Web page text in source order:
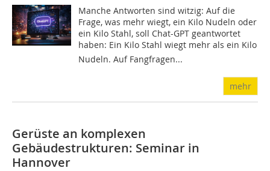
Manche Antworten sind witzig: Auf die
Frage, was mehr wiegt, ein Kilo Nudeln oder
ein Kilo Stahl, soll Chat-GPT geantwortet
haben: Ein Kilo Stahl wiegt mehr als ein Kilo
Nudeln. Auf Fangfragen...
mehr
Gerüste an komplexen
Gebäudestrukturen: Seminar in
Hannover